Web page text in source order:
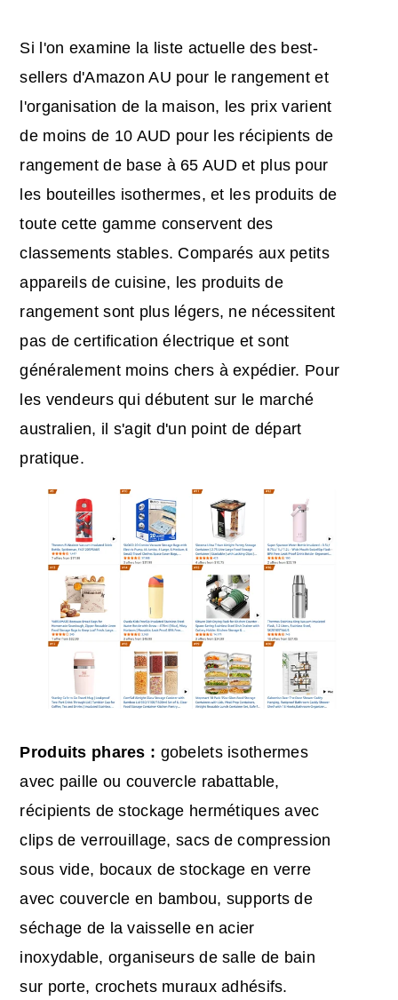
Si l'on examine la liste actuelle des best-
sellers d'Amazon AU pour le rangement et
l'organisation de la maison, les prix varient
de moins de 10 AUD pour les récipients de
rangement de base à 65 AUD et plus pour
les bouteilles isothermes, et les produits de
toute cette gamme conservent des
classements stables. Comparés aux petits
appareils de cuisine, les produits de
rangement sont plus légers, ne nécessitent
pas de certification électrique et sont
généralement moins chers à expédier. Pour
les vendeurs qui débutent sur le marché
australien, il s'agit d'un point de départ
pratique.
Produits phares : gobelets isothermes
avec paille ou couvercle rabattable,
récipients de stockage hermétiques avec
clips de verrouillage, sacs de compression
sous vide, bocaux de stockage en verre
avec couvercle en bambou, supports de
séchage de la vaisselle en acier
inoxydable, organiseurs de salle de bain
sur porte, crochets muraux adhésifs.